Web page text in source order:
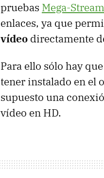
pruebas Mega-
enlaces, ya que
vídeo directamente
Para ello sólo hay
tener instalado en el
supuesto una
vídeo en HD.